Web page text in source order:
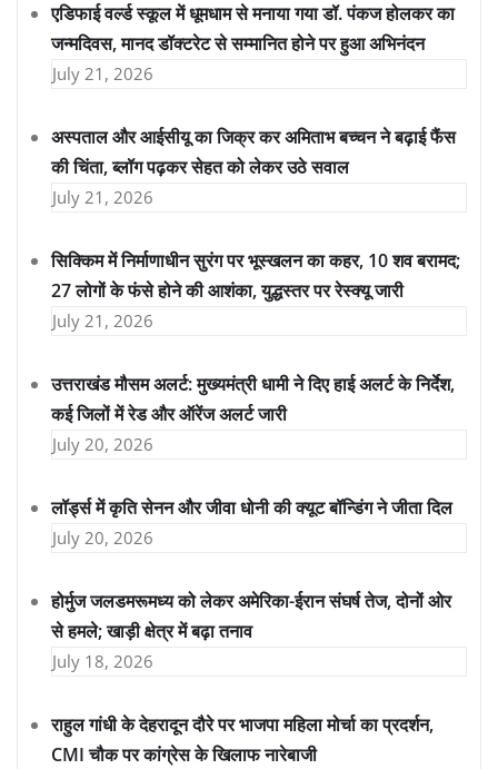
एडिफाई वर्ल्ड स्कूल में धूमधाम से मनाया गया डॉ. पंकज होलकर का
जन्मदिवस, मानद डॉक्टरेट से सम्मानित होने पर हुआ अभिनंदन
July 21, 2026
अस्पताल और आईसीयू का जिक्र कर अमिताभ बच्चन ने बढ़ाई फैंस
की चिंता, ब्लॉग पढ़कर सेहत को लेकर उठे सवाल
July 21, 2026
सिक्किम में निर्माणाधीन सुरंग पर भूस्खलन का कहर, 10 शव बरामद;
27 लोगों के फंसे होने की आशंका, युद्धस्तर पर रेस्क्यू जारी
July 21, 2026
उत्तराखंड मौसम अलर्ट: मुख्यमंत्री धामी ने दिए हाई अलर्ट के निर्देश,
कई जिलों में रेड और ऑरेंज अलर्ट जारी
July 20, 2026
लॉर्ड्स में कृति सेनन और जीवा धोनी की क्यूट बॉन्डिंग ने जीता दिल
July 20, 2026
होर्मुज जलडमरूमध्य को लेकर अमेरिका-ईरान संघर्ष तेज, दोनों ओर
से हमले; खाड़ी क्षेत्र में बढ़ा तनाव
July 18, 2026
राहुल गांधी के देहरादून दौरे पर भाजपा महिला मोर्चा का प्रदर्शन,
CMI चौक पर कांग्रेस के खिलाफ नारेबाजी